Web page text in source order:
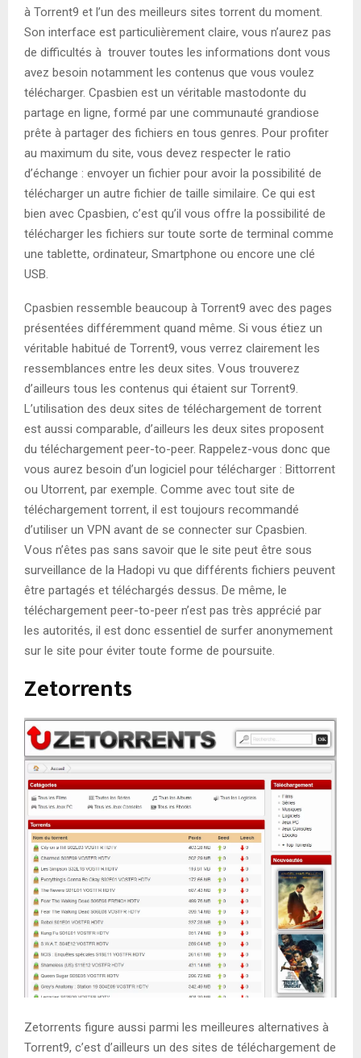
à Torrent9 et l’un des meilleurs sites torrent du moment.
Son interface est particulièrement claire, vous n’aurez pas
de difficultés à trouver toutes les informations dont vous
avez besoin notamment les contenus que vous voulez
télécharger. Cpasbien est un véritable mastodonte du
partage en ligne, formé par une communauté grandiose
prête à partager des fichiers en tous genres. Pour profiter
au maximum du site, vous devez respecter le ratio
d’échange : envoyer un fichier pour avoir la possibilité de
télécharger un autre fichier de taille similaire. Ce qui est
bien avec Cpasbien, c’est qu’il vous offre la possibilité de
télécharger les fichiers sur toute sorte de terminal comme
une tablette, ordinateur, Smartphone ou encore une clé
USB.
Cpasbien ressemble beaucoup à Torrent9 avec des pages
présentées différemment quand même. Si vous étiez un
véritable habitué de Torrent9, vous verrez clairement les
ressemblances entre les deux sites. Vous trouverez
d’ailleurs tous les contenus qui étaient sur Torrent9.
L’utilisation des deux sites de téléchargement de torrent
est aussi comparable, d’ailleurs les deux sites proposent
du téléchargement peer-to-peer. Rappelez-vous donc que
vous aurez besoin d’un logiciel pour télécharger : Bittorrent
ou Utorrent, par exemple. Comme avec tout site de
téléchargement torrent, il est toujours recommandé
d’utiliser un VPN avant de se connecter sur Cpasbien.
Vous n’êtes pas sans savoir que le site peut être sous
surveillance de la Hadopi vu que différents fichiers peuvent
être partagés et téléchargés dessus. De même, le
téléchargement peer-to-peer n’est pas très apprécié par
les autorités, il est donc essentiel de surfer anonymement
sur le site pour éviter toute forme de poursuite.
Zetorrents
Zetorrents figure aussi parmi les meilleures alternatives à
Torrent9, c’est d’ailleurs un des sites de téléchargement de